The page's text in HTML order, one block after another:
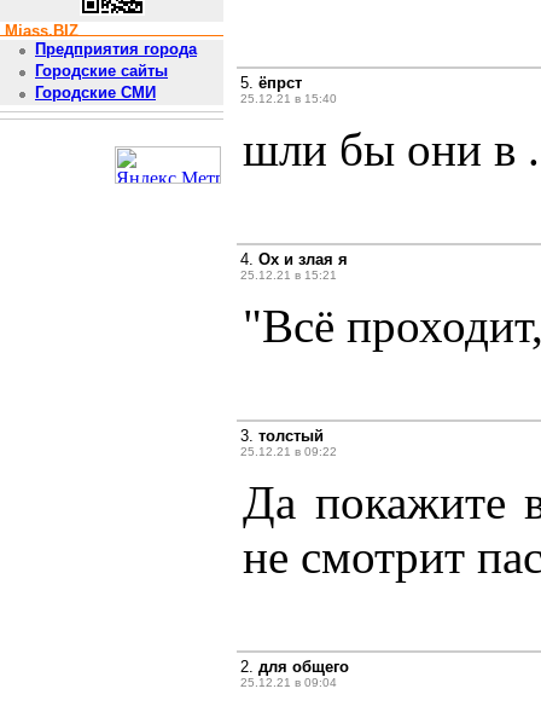
Miass.BIZ
Предприятия города
Городские сайты
Городские СМИ
5. ёпрст
25.12.21 в 15:40
шли бы они в
4. Ох и злая я
25.12.21 в 15:21
"Всё
3. толстый
25.12.21 в 09:22
Да покажите
не смотрит
2. для общего
25.12.21 в 09:04